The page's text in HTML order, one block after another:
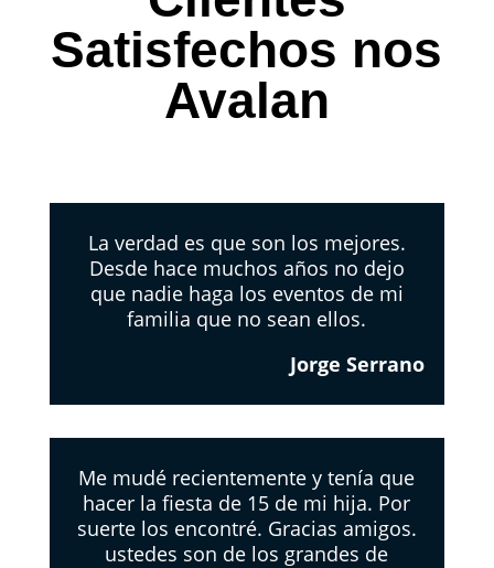
Satisfechos nos
Avalan
La verdad es que son los mejores.
Desde hace muchos años no dejo
que nadie haga los eventos de mi
familia que no sean ellos.
Jorge Serrano
Me mudé recientemente y tenía que
hacer la fiesta de 15 de mi hija. Por
suerte los encontré. Gracias amigos.
ustedes son de los grandes de